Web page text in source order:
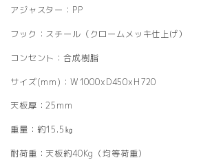
アジャスター：PP
フック：スチール（クロームメッキ仕上げ）
コンセント：合成樹脂
サイズ(mm)：W1000xD450xH720
天板厚：25mm
重量：約15.5㎏
耐荷重：天板約40Kg（均等荷重）